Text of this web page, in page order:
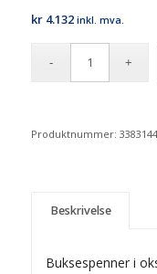
kr4.132 inkl. mva.
Produktnummer: 3383144
Beskrivelse
Buksespenner i